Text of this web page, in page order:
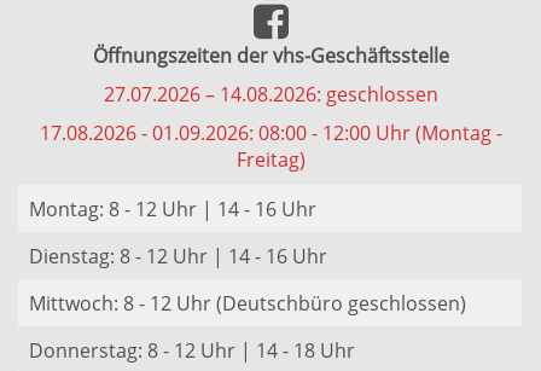
Öffnungszeiten der vhs-Geschäftsstelle
27.07.2026 – 14.08.2026: geschlossen
17.08.2026 - 01.09.2026: 08:00 - 12:00 Uhr (Montag -
Freitag)
Montag: 8 - 12 Uhr | 14 - 16 Uhr
Dienstag: 8 - 12 Uhr | 14 - 16 Uhr
Mittwoch: 8 - 12 Uhr (Deutschbüro geschlossen)
Donnerstag: 8 - 12 Uhr | 14 - 18 Uhr